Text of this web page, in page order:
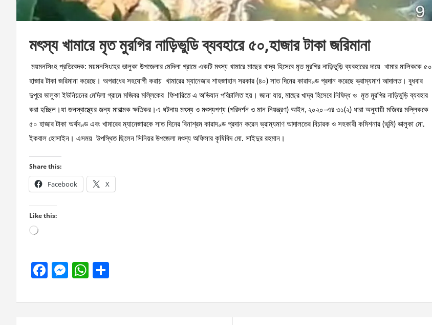
মৎস্য খামারে মৃত মুরগির নাড়িভুডি ব্যবহারে ৫০,হাজার টাকা জরিমানা
ময়মনসিংহ প্রতিবেদক: ময়মনসিংহের ভালুকা উপজেলার মেদিলা গ্রামে একটি মৎস্য খামারে মাছের খাদ্য হিসেবে মৃত মুরগির নাড়িভুড়ি ব্যবহারের দায়ে খামার মালিককে ৫০
হাজার টাকা জরিমানা করেছে। অপরাধের সহযোগী করায় খামারের ম্যানেজার শাহজাহান সরকার (৪০) সাত দিনের কারাদণ্ড প্রদান করেছে ভ্রাম্যমাণ আদালত। বুধবার
দুপুরে ভালুকা ইউনিয়নের মেদিলা গ্রামে মজিবর মল্লিকের ফিশারিতে এ অভিযান পরিচালিত হয়। জানা যায়, মাছের খাদ্য হিসেবে নিষিদ্ধ ও মৃত মুরগির নাড়িভুড়ি ব্যবহার
করা হচ্ছিল।যা জনস্বাস্থ্যের জন্য মারাত্মক ক্ষতিকর।এ ঘটনায় মৎস্য ও মৎস্যপণ্য (পরিদর্শন ও মান নিয়ন্ত্রণ) আইন, ২০২০-এর ৩১(২) ধারা অনুযায়ী মজিবর মল্লিককে
৫০ হাজার টাকা অর্থদণ্ড এবং খামারের ম্যানেজারকে সাত দিনের বিনাশ্রম কারাদণ্ড প্রদান করেন ভ্রাম্যমাণ আদালতের বিচারক ও সহকারী কমিশনার (ভূমি) ভালুকা মো.
ইকবাল হোসাইন। এসময় উপস্থিত ছিলেন সিনিয়র উপজেলা মৎস্য অফিসার কৃষিবিদ মো. সাইদুর রহমান।
Share this:
Facebook X
Like this:
Loading…
F
ce
M
se
W
at ar